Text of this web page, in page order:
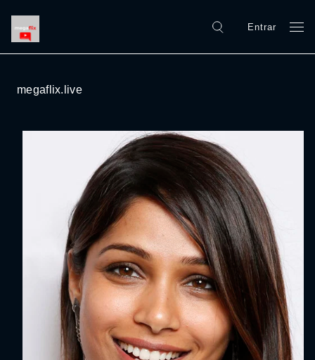
Entrar
megaflix.live